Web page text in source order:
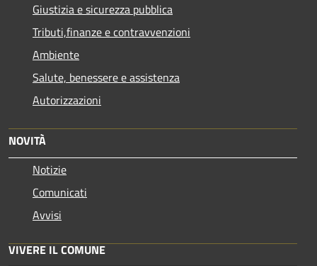
Giustizia e sicurezza pubblica
Tributi,finanze e contravvenzioni
Ambiente
Salute, benessere e assistenza
Autorizzazioni
NOVITÀ
Notizie
Comunicati
Avvisi
VIVERE IL COMUNE